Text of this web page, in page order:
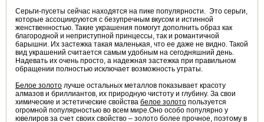
Серьги-пусеты сейчас находятся на пике популярности. Это серьги,
которые ассоциируются с безупречным вкусом и истинной
женственностью. Такие украшения помогут дополнить образ как
благородной и неприступной принцессы, так и романтичной
барышни. Их застежка такая маленькая, что ее даже не видно. Такой
вид украшений считается самым удобным на сегодняшний день.
Надевать их очень просто, а надежная застежка при правильном
обращении полностью исключает возможность утраты.
Белое золото лучше остальных металлов показывает красоту
алмазов и бриллиантов, их природную чистоту и глубину. За свои
химические и эстетические свойства белое золото пользуется
огромной популярностью во всем мире.Оно особо популярно у
ювелиров за счет своих свойство – золото более прочное, поэтому в